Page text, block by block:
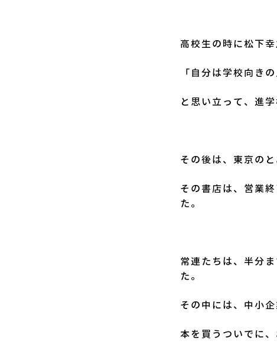
高校生の時に松下
「自分は学校向き
と思い立って、進
その後は、東京の
その書店は、営業
た。
常連たちは、半分
た。
その中には、中小
本を買うついでに